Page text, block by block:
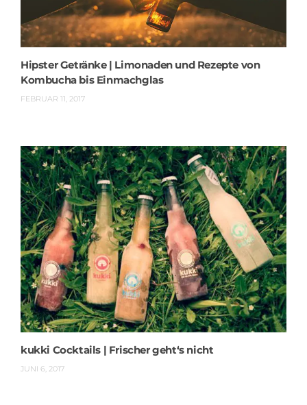
Hipster Getränke | Limonaden und Rezepte von
Kombucha bis Einmachglas
FEBRUAR 11, 2017
kukki Cocktails | Frischer geht‘s nicht
JUNI 6, 2017